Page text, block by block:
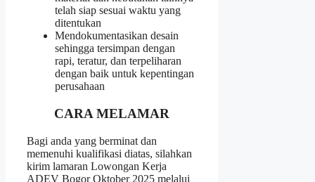
telah siap sesuai waktu yang
ditentukan
Mendokumentasikan desain
sehingga tersimpan dengan
rapi, teratur, dan terpeliharan
dengan baik untuk kepentingan
perusahaan
CARA MELAMAR
Bagi anda yang berminat dan
memenuhi kualifikasi diatas, silahkan
kirim lamaran Lowongan Kerja
ADEV Bogor Oktober 2025 melalui